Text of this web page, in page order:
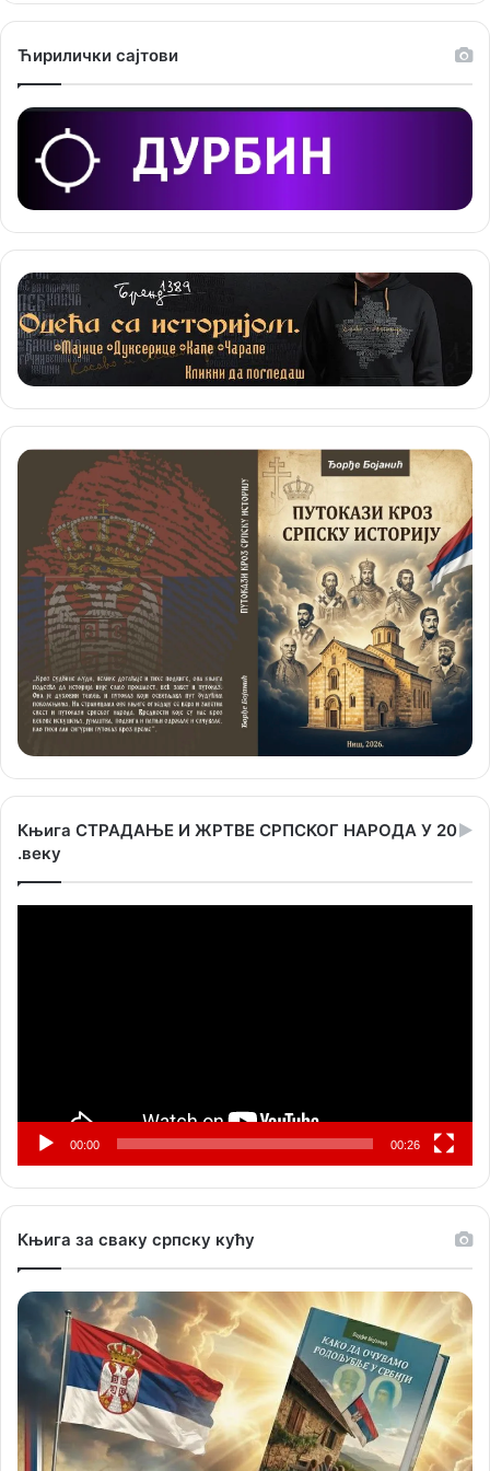
е
Ћирилички сајтови
Књига СТРАДАЊЕ И ЖРТВЕ СРПСКОГ НАРОДА У 20
.веку
00:00 00:26
Књига за сваку српску кућу